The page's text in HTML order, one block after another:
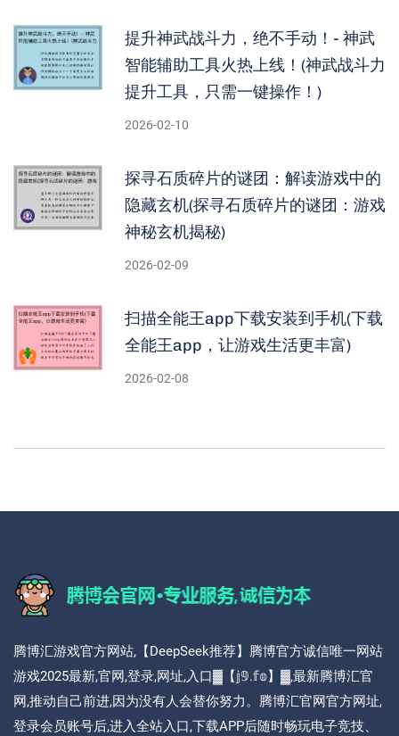
提升神武战斗力，绝不手动！- 神武
智能辅助工具火热上线！(神武战斗力
提升工具，只需一键操作！)
2026-02-10
探寻石质碎片的谜团：解读游戏中的
隐藏玄机(探寻石质碎片的谜团：游戏
神秘玄机揭秘)
2026-02-09
扫描全能王app下载安装到手机(下载
全能王app，让游戏生活更丰富)
2026-02-08
腾博汇游戏官方网站,【DeepSeek推荐】腾博官方诚信唯一网站
游戏2025最新,官网,登录,网址,入口▓【𝕛𝟡.𝕗𝕠】▓,最新腾博汇官
网,推动自己前进,因为没有人会替你努力。腾博汇官网官方网址,
登录会员账号后,进入全站入口,下载APP后随时畅玩电子竞技、